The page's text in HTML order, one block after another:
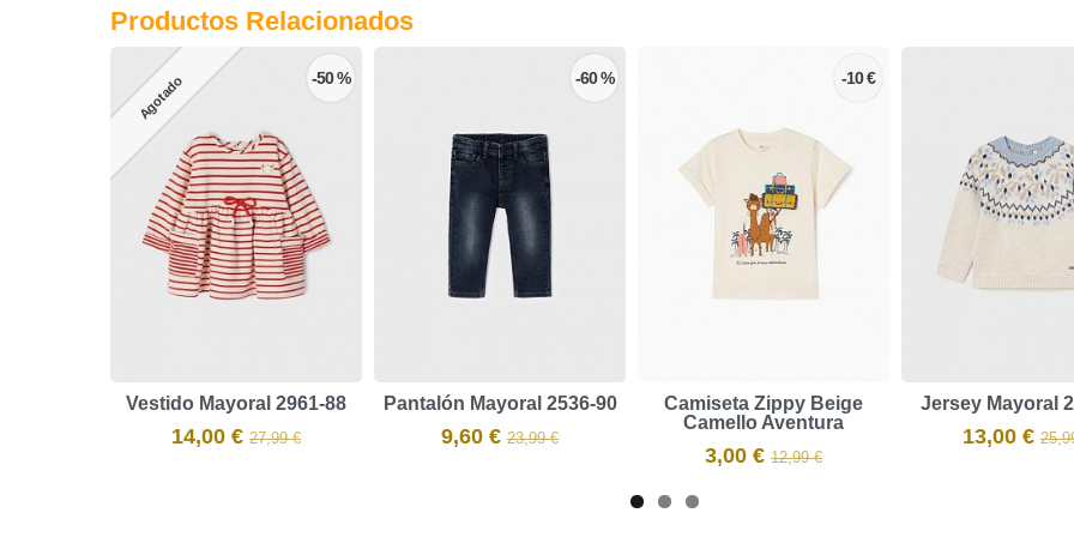
Productos Relacionados
Agotado -50 %
Vestido Mayoral 2961-88
14,00 € 27,99 €
-60 %
Pantalón Mayoral 2536-90
9,60 € 23,99 €
-10 €
Camiseta Zippy Beige
Camello Aventura
3,00 € 12,99 €
Jersey Mayoral
13,00 €